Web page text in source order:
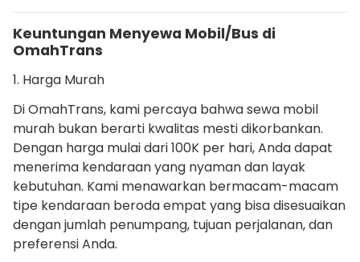
Keuntungan Menyewa Mobil/Bus di
OmahTrans
1. Harga Murah
Di OmahTrans, kami percaya bahwa sewa mobil
murah bukan berarti kwalitas mesti dikorbankan.
Dengan harga mulai dari 100K per hari, Anda dapat
menerima kendaraan yang nyaman dan layak
kebutuhan. Kami menawarkan bermacam-macam
tipe kendaraan beroda empat yang bisa disesuaikan
dengan jumlah penumpang, tujuan perjalanan, dan
preferensi Anda.